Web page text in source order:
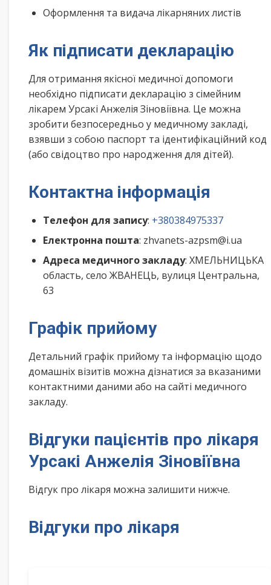
Оформлення та видача лікарняних листів
Як підписати декларацію
Для отримання якісної медичної допомоги
необхідно підписати декларацію з сімейним
лікарем Урсакі Анжелія Зіновіївна. Це можна
зробити безпосередньо у медичному закладі,
взявши з собою паспорт та ідентифікаційний код
(або свідоцтво про народження для дітей).
Контактна інформація
Телефон для запису: +380384975337
Електронна пошта: zhvanets-azpsm@i.ua
Адреса медичного закладу: ХМЕЛЬНИЦЬКА
область, село ЖВАНЕЦЬ, вулиця Центральна,
63
Графік прийому
Детальний графік прийому та інформацію щодо
домашніх візитів можна дізнатися за вказаними
контактними даними або на сайті медичного
закладу.
Відгуки пацієнтів про лікаря
Урсакі Анжелія Зіновіївна
Відгук про лікаря можна залишити нижче.
Відгуки про лікаря